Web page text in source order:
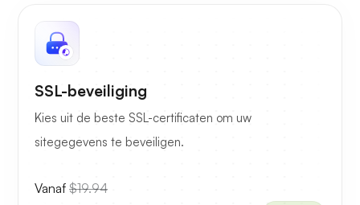
SSL-beveiliging
Kies uit de beste SSL-certificaten om uw
sitegegevens te beveiligen.
Vanaf $19.94